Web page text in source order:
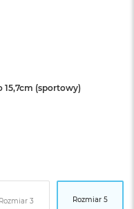
15,7cm (sportowy)
Rozmiar 3 Rozmiar 5